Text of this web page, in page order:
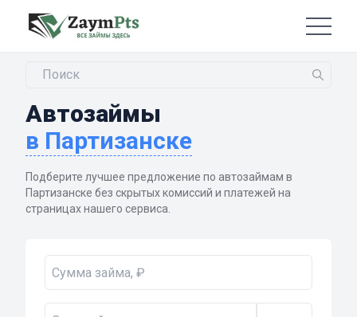
Автозаймы
в Партизанске
Подберите лучшее предложение по автозаймам в
Партизанске без скрытых комиссий и платежей на
страницах нашего сервиса.